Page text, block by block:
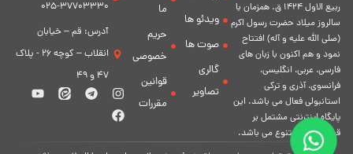
ربيع الاول 1424 ق. همزمان با
سالروز ميلاد حضرت رسول اكرم
(صلی الله علیه و آله) افتتاح
نمود و هم اكنون با زبان های
فارسی، عربى، انگلیسی،
فرانسوی، آذری و ترکی
استانبولی فعال مى باشد. اين
پايگاه اينترنتى مشتمل بر
قسمت هاى متنوع مى باشد.
ویدئو ها
صوت ها
گالری
تصاویر
ما
حریم
خصوصی
قوانین
مقررات
37703330-025
آدرس: قم – خیابان
انقلاب – کوچه 26 - پلاک
47 و 49